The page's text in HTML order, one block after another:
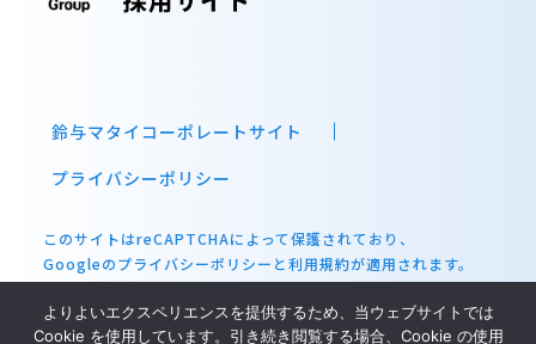
鈴与マタイコーポレートサイト
プライバシーポリシー
このサイトはreCAPTCHAによって保護されており、
Googleのプライバシーポリシー と利用規約が適用されます。
© Newest Corporation. All Rights Reserved.
よりよいエクスペリエンスを提供するため、当ウェブサイトでは
Cookie を使用しています。引き続き閲覧する場合、Cookie の使用